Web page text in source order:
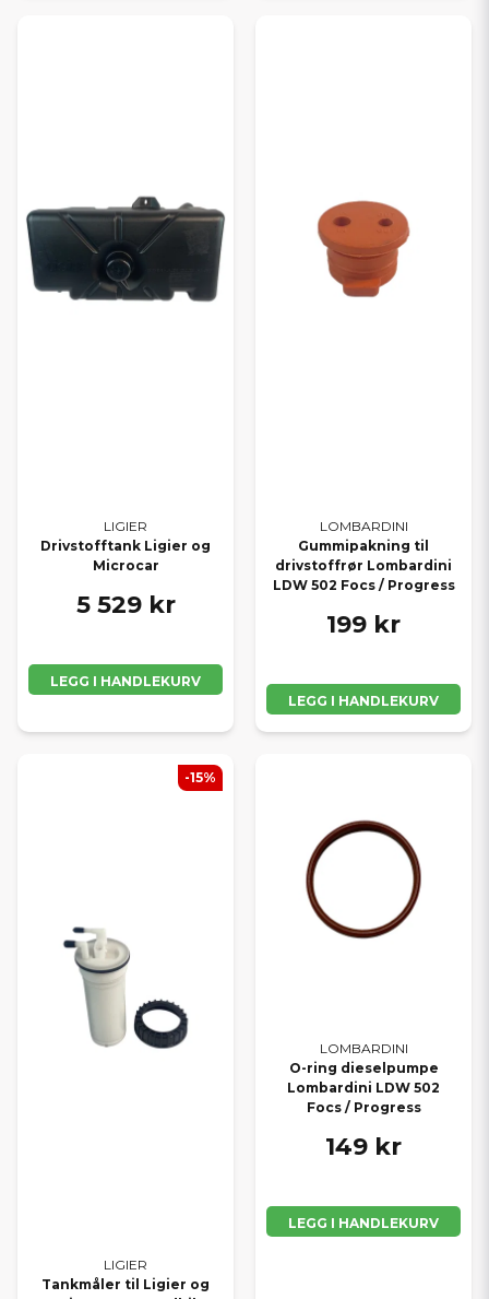
LIGIER
Drivstofftank Ligier og
Microcar
5 529 kr
LEGG I HANDLEKURV
LOMBARDINI
Gummipakning til
drivstoffrør Lombardini
LDW 502 Focs / Progress
199 kr
LEGG I HANDLEKURV
LIGIER
Tankmåler til Ligier og
-15%
LOMBARDINI
O-ring dieselpumpe
Lombardini LDW 502
Focs / Progress
149 kr
LEGG I HANDLEKURV